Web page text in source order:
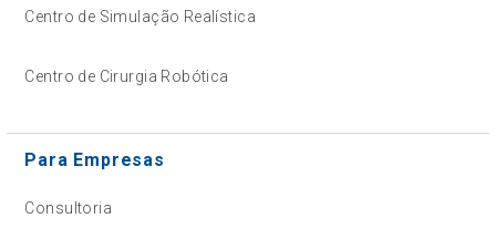
Centro de Simulação Realística
Centro de Cirurgia Robótica
Para Empresas
Consultoria